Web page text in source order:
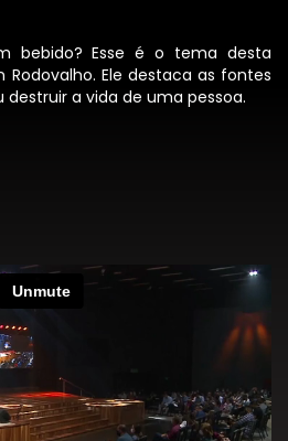
bebido? Esse é o tema desta
Rodovalho. Ele destaca as fontes
a vida de uma pessoa.